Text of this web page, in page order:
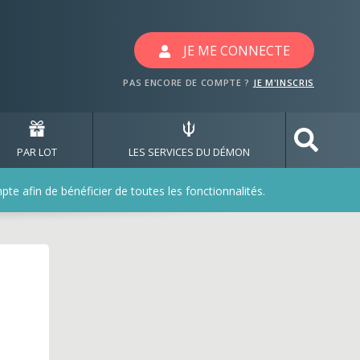
JE ME CONNECTE
PAS ENCORE DE COMPTE ? JE M'INSCRIS
PAR LOT LES SERVICES DU DÉMON
afin de bénéficier de toutes les fonctionnalités.